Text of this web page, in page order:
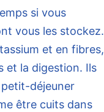
si vous
vous les stockez.
et en fibres,
et la digestion. Ils
déjeuner
être cuits dans